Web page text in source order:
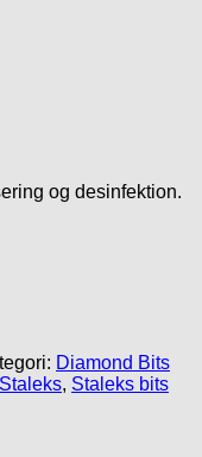
og desinfektion.
Diamond Bits
Staleks, Staleks bits